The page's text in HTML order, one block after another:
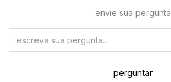
envie sua pergunta
perguntar